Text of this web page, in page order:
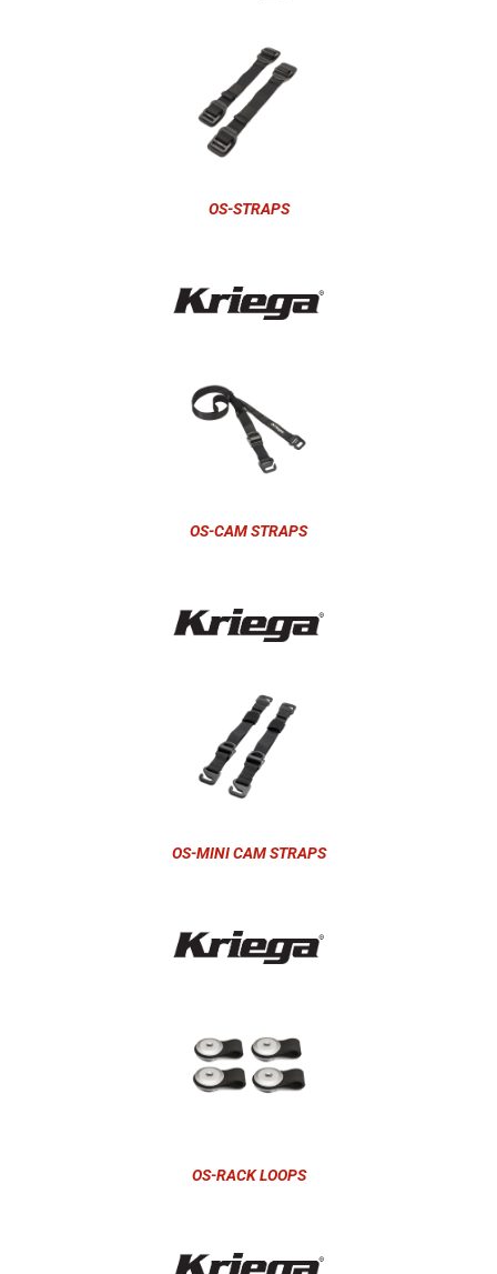
OS-STRAPS
OS-CAM STRAPS
OS-MINI CAM STRAPS
OS-RACK LOOPS